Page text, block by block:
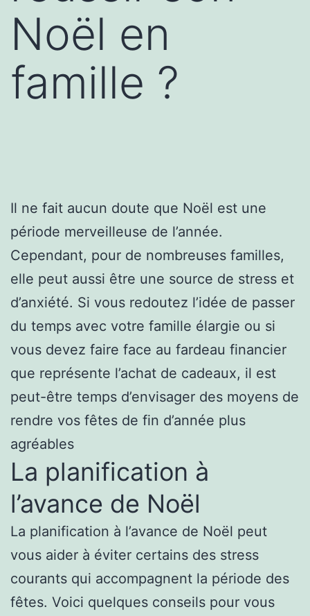
Noël en
famille ?
Il ne fait aucun doute que Noël est une
période merveilleuse de l’année.
Cependant, pour de nombreuses familles,
elle peut aussi être une source de stress et
d’anxiété. Si vous redoutez l’idée de passer
du temps avec votre famille élargie ou si
vous devez faire face au fardeau financier
que représente l’achat de cadeaux, il est
peut-être temps d’envisager des moyens de
rendre vos fêtes de fin d’année plus
agréables
La planification à
l’avance de Noël
La planification à l’avance de Noël peut
vous aider à éviter certains des stress
courants qui accompagnent la période des
fêtes. Voici quelques conseils pour vous